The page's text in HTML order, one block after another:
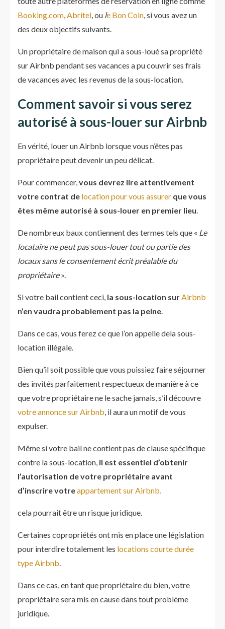
Booking.com,Abritel, ou le Bon Coin, si vous avez un
des deux objectifs suivants.
Un propriétaire de maison qui a sous-loué sa propriété
sur Airbnb pendant ses vacances a pu couvrir ses frais
de vacances avec les revenus de la sous-location.
Comment savoir si vous serez
autorisé à sous-louer sur Airbnb
En vérité, louer un Airbnb lorsque vous n’êtes pas
propriétaire peut devenir un peu délicat.
Pour commencer,vous devrez lire attentivement
votre contrat de location pour vous assurer que vous
êtes même autorisé à sous-louer en premier lieu.
De nombreux baux contiennent des termes tels que « Le
locataire ne peut pas sous-louer tout ou partie des
locaux sans le consentement écrit préalable du
propriétaire».
Si votre bail contient ceci, la sous-location surAirbnb
n’en vaudra probablement pas la peine.
Dans ce cas, vous ferez ce que l’on appelle dela sous-
location illégale.
Bien qu’il soit possible que vous puissiez faire séjourner
des invités parfaitement respectueux de manière à ce
que votre propriétaire ne le sache jamais, s’il découvre
votre annonce sur Airbnb, il aura un motif de vous
expulser.
Même si votre bail ne contient pas de clause spécifique
contre la sous-location, il est essentiel d’obtenir
l’autorisation de votre propriétaire avant
d’inscrire votreappartement sur Airbnb.
cela pourrait être un risque juridique.
Certaines copropriétés ont mis en place une législation
pour interdire totalement les locations courte durée
type Airbnb.
Dans ce cas, en tant que propriétaire du bien, votre
propriétaire sera mis en cause dans tout problème
juridique.